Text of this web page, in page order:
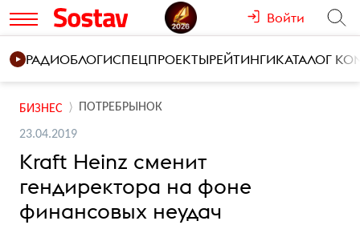
Войти
РАДИОБЛОГИСПЕЦПРОЕКТЫРЕЙТИНГИКАТАЛОГ
БИЗНЕС ПОТРЕБРЫНОК
23.04.2019
Kraft Heinz сменит
гендиректора на фоне
финансовых неудач